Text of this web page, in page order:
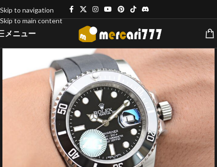
Skip to navigation
Skip to main content
メニュー